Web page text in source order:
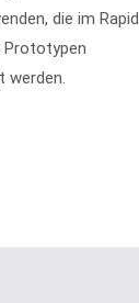
die im Rapid
Prototypen
werden.